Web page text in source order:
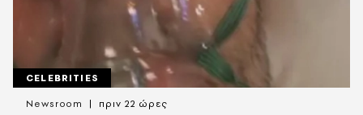
CELEBRITIES
Newsroom πριν 22 ώρες